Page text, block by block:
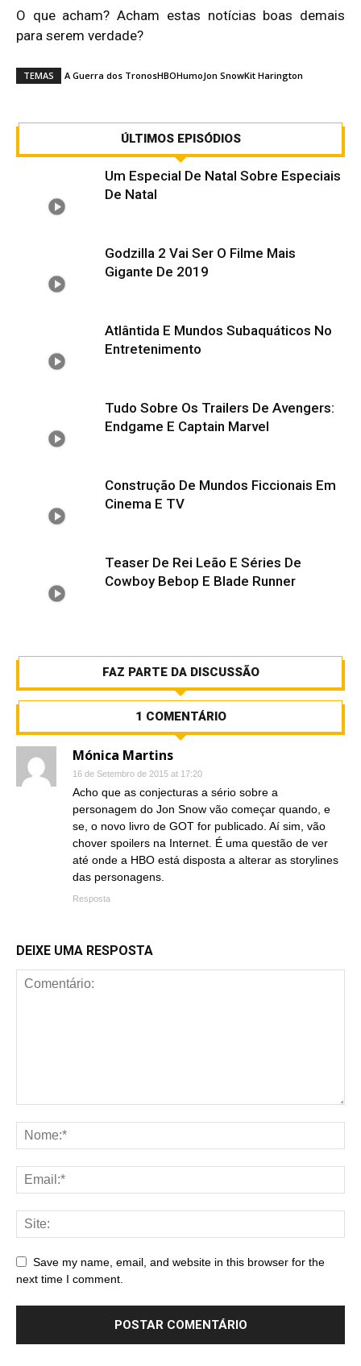
O que acham? Acham estas notícias boas demais
para serem verdade?
TEMAS A Guerra dos TronosHBOHumoJon SnowKit Harington
ÚLTIMOS EPISÓDIOS
Um Especial De Natal Sobre Especiais
De Natal
Godzilla 2 Vai Ser O Filme Mais
Gigante De 2019
Atlântida E Mundos Subaquáticos No
Entretenimento
Tudo Sobre Os Trailers De Avengers:
Endgame E Captain Marvel
Construção De Mundos Ficcionais Em
Cinema E TV
Teaser De Rei Leão E Séries De
Cowboy Bebop E Blade Runner
FAZ PARTE DA DISCUSSÃO
1 COMENTÁRIO
Mónica Martins
16 de Setembro de 2015 at 17:20
Acho que as conjecturas a sério sobre a
personagem do Jon Snow vão começar quando, e
se, o novo livro de GOT for publicado. Aí sim, vão
chover spoilers na Internet. É uma questão de ver
até onde a HBO está disposta a alterar as storylines
das personagens.
Resposta
DEIXE UMA RESPOSTA
Save my name, email, and website in this browser for the
next time I comment.